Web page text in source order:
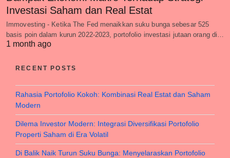
Investasi Saham dan Real Estat
Immovesting - Ketika The Fed menaikkan suku bunga sebesar 525
basis poin dalam kurun 2022-2023, portofolio investasi jutaan orang di…
1 month ago
RECENT POSTS
Rahasia Portofolio Kokoh: Kombinasi Real Estat dan Saham
Modern
Dilema Investor Modern: Integrasi Diversifikasi Portofolio
Properti Saham di Era Volatil
Di Balik Naik Turun Suku Bunga: Menyelaraskan Portofolio